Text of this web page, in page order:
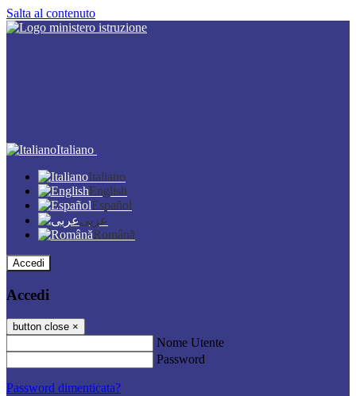
Salta al contenuto
Italiano
Italiano
English
Español
عربى
Română
Accedi
Accedi
button close ×
Nome Utente
Password
Password dimenticata?